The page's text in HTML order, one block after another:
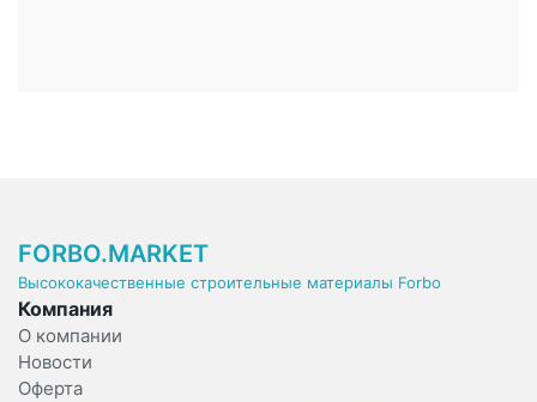
FORBO.MARKET
Высококачественные строительные материалы Forbo
Компания
О компании
Новости
Оферта